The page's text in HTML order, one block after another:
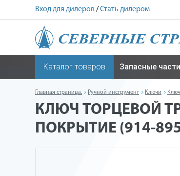
Вход для дилеров/Стать дилером
Каталог товаров Запасные части
Главная страница. Ручной инструмент Ключи
КЛЮЧ ТОРЦЕВОЙ
ПОКРЫТИЕ (914-